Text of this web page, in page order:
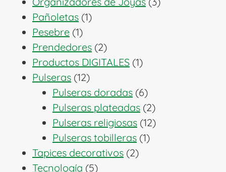
Pañoletas 11
Pesebre 11
producto
Prendedores 22
productos
Productos DIGITALES 11
Pulseras 1212
productos
Pulseras doradas 66
productos
Pulseras plateadas 22
productos
Pulseras religiosas 1212
Pulseras tobilleras 11
Tapices decorativos 22
Tecnología 55